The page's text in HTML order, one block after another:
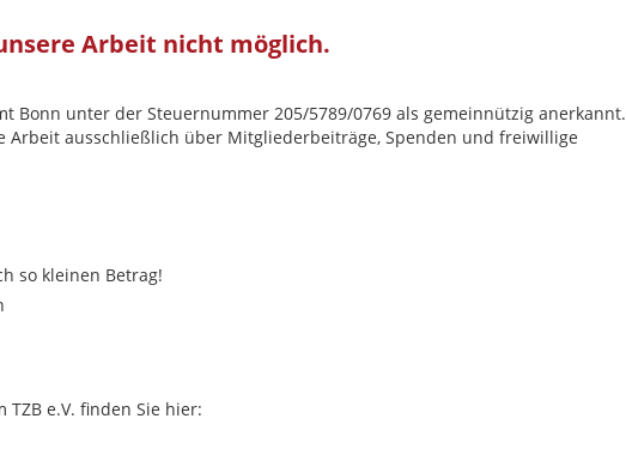
Arbeit nicht möglich.
Bonn unter der Steuernummer 205/5789/0769 als gemeinnützig anerkannt.
Arbeit ausschließlich über Mitgliederbeiträge, Spenden und freiwillige
so kleinen Betrag!
e.V. finden Sie hier: